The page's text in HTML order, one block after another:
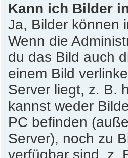
Kann ich Bilder
Ja, Bilder können
Wenn die
du das Bild auch
einem Bild
Server liegt, z. B.
kannst weder
PC befinden
Server), noch zu
verfügbar sind, z.